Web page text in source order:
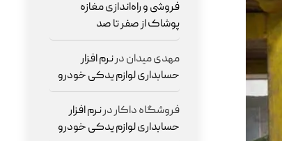
فروشی و راه‌اندازی مغازه
پوشاک از صفر تا صد
مهدی میداندرنرم افزار
حسابداری لوازم یدکی خودرو
فروشگاه داکاردرنرم افزار
حسابداری لوازم یدکی خودرو